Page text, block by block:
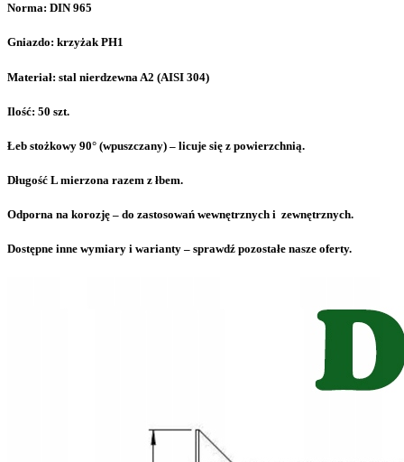
Norma: DIN 965
Gniazdo: krzyżak PH1
Materiał: stal nierdzewna A2 (AISI 304)
Ilość: 50 szt.
Łeb stożkowy 90° (wpuszczany) – licuje się z powierzchnią.
Długość L mierzona razem z łbem.
Odporna na korozję – do zastosowań wewnętrznych i zewnętrznych.
Dostępne inne wymiary i warianty – sprawdź pozostałe nasze oferty.